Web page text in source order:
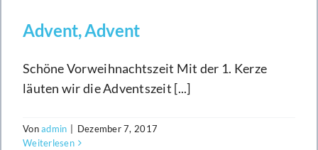
Advent, Advent
Schöne Vorweihnachtszeit Mit der 1. Kerze
läuten wir die Adventszeit [...]
Vonadmin
Dezember 7, 2017
Weiterlesen